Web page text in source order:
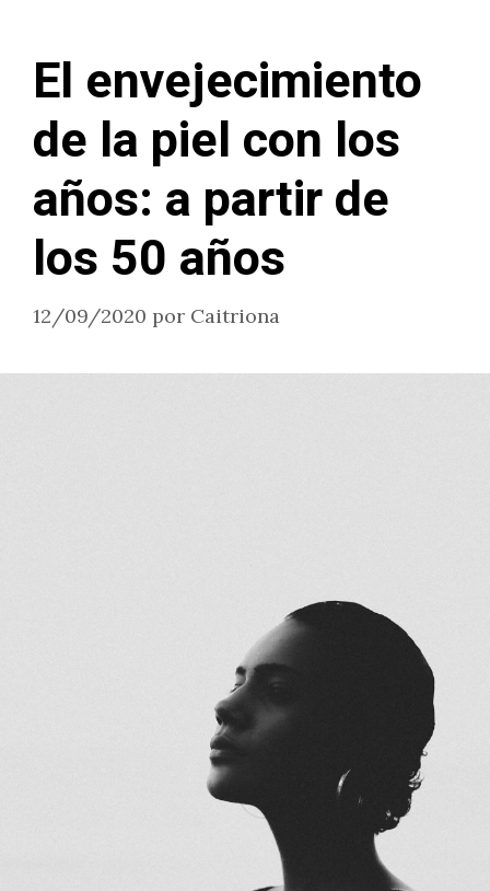
El envejecimiento
de la piel con los
años: a partir de
los 50 años
12/09/2020 por Caitriona